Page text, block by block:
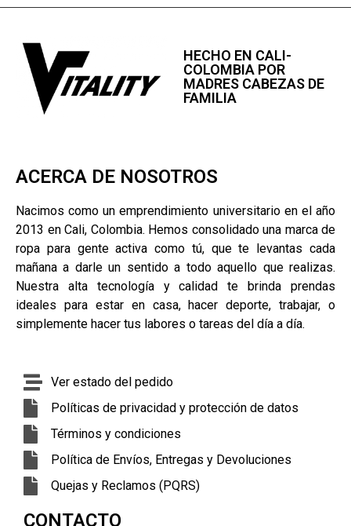
HECHO EN CALI-
COLOMBIA POR
MADRES CABEZAS DE
FAMILIA
ACERCA DE NOSOTROS
Nacimos como un emprendimiento universitario en el año
2013 en Cali, Colombia. Hemos consolidado una marca de
ropa para gente activa como tú, que te levantas cada
mañana a darle un sentido a todo aquello que realizas.
Nuestra alta tecnología y calidad te brinda prendas
ideales para estar en casa, hacer deporte, trabajar, o
simplemente hacer tus labores o tareas del día a día.
Ver estado del pedido
Políticas de privacidad y protección de datos
Términos y condiciones
Política de Envíos, Entregas y Devoluciones
Quejas y Reclamos (PQRS)
CONTACTO